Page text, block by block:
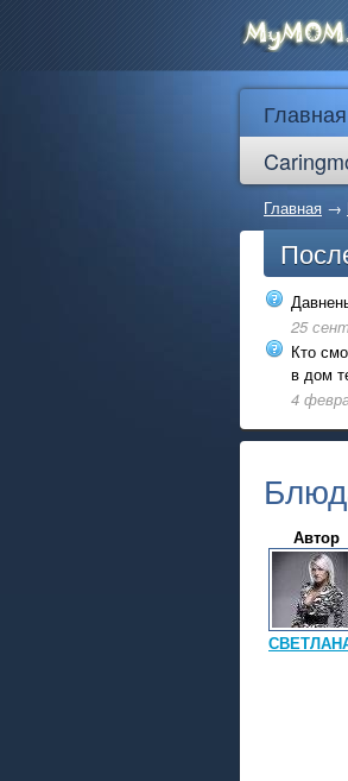
Главная
Главная →
25
Кто
в дом
4
Автор